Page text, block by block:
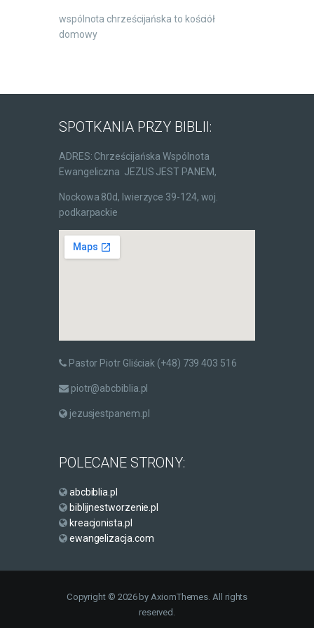
wspólnota chrześcijańska to kościół
domowy
SPOTKANIA PRZY BIBLII:
ADRES: Chrześcijańska Wspólnota
Ewangeliczna JEZUS JEST PANEM,
Nockowa 80d, Iwierzyce 39-124, woj.
podkarpackie
Pastor Piotr Gliściak (+48) 739 403 516
piotr@abcbiblia.pl
jezusjestpanem.pl
POLECANE STRONY:
abcbiblia.pl
biblijnestworzenie.pl
kreacjonista.pl
ewangelizacja.com
Copyright © 2026 by AxiomThemes. All rights
reserved.